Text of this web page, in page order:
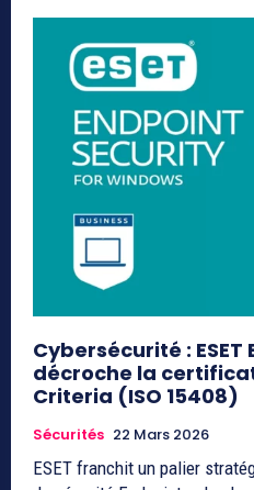
Cybersécurité :
décroche la
Criteria (ISO 15408)
Sécurités 22 Mars 2026
ESET franchit un palier